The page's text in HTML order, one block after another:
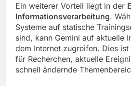
Ein weiterer Vorteil liegt in der
Informationsverarbeitung.
Systeme auf statische
sind, kann Gemini auf aktuelle
dem Internet zugreifen. Dies
für Recherchen, aktuelle
schnell ändernde